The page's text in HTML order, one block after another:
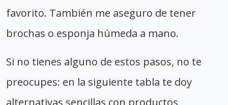
favorito. También me aseguro de tener
brochas o esponja húmeda a mano.
Si no tienes alguno de estos pasos, no te
preocupes: en la siguiente tabla te doy
alternativas sencillas con productos